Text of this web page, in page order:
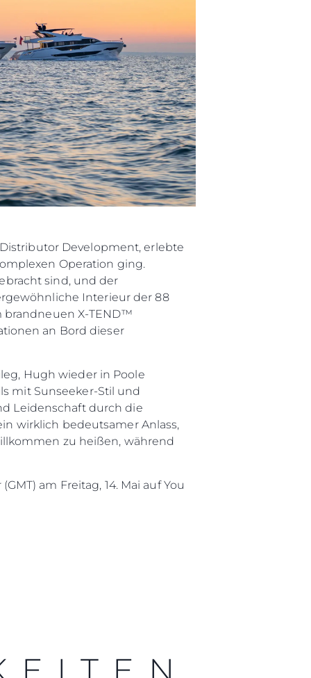
Development, erlebte
Operation ging.
sind, und der
Interieur der 88
brandneuen X-TEND™
an Bord dieser
Hugh wieder in Poole
mit Sunseeker-Stil und
Leidenschaft durch die
wirklich bedeutsamer Anlass,
zu heißen, während
am Freitag, 14. Mai auf You